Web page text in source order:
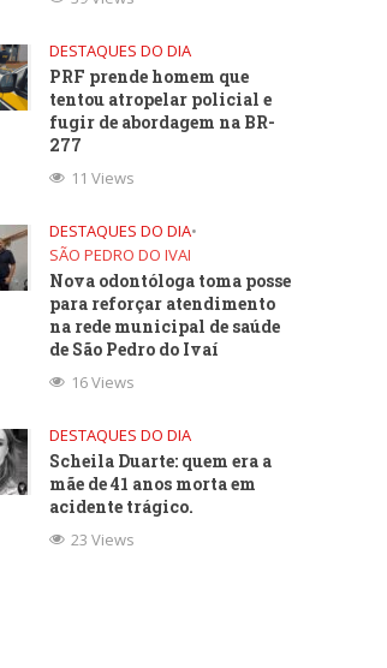
DESTAQUES DO DIA
PRF prende homem que
tentou atropelar policial e
fugir de abordagem na BR-
277
11 Views
DESTAQUES DO DIA•
SÃO PEDRO DO IVAI
Nova odontóloga toma posse
para reforçar atendimento
na rede municipal de saúde
de São Pedro do Ivaí
16 Views
DESTAQUES DO DIA
Scheila Duarte: quem era a
mãe de 41 anos morta em
acidente trágico.
23 Views